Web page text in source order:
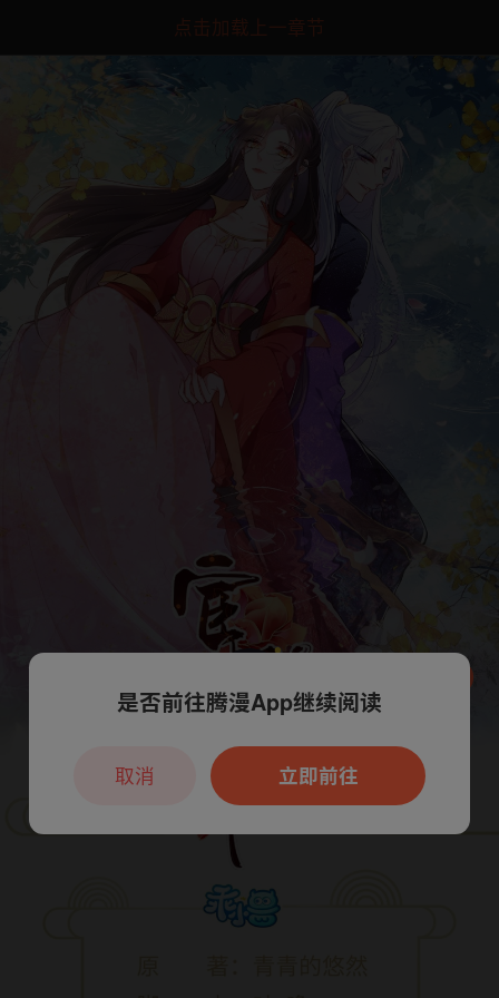
点击加载上一章节
本章节仅支持App阅读，可打开App新用
户7天免费看
是否前往腾漫App继续阅读
立即前往
取消